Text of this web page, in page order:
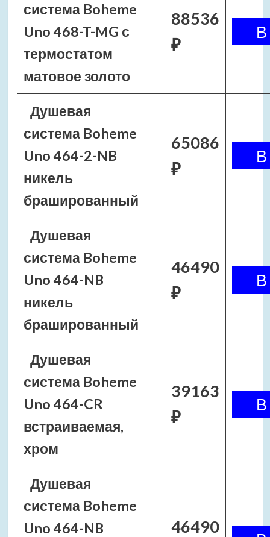
система Boheme
Uno 468-T-MG с
термостатом
матовое золото
88536
₽
Душевая
система Boheme
Uno 464-2-NB
никель
брашированный
65086
₽
Душевая
система Boheme
Uno 464-NB
никель
брашированный
46490
₽
Душевая
система Boheme
Uno 464-CR
встраиваемая,
хром
39163
₽
Душевая
система Boheme
Uno 464-NB
46490